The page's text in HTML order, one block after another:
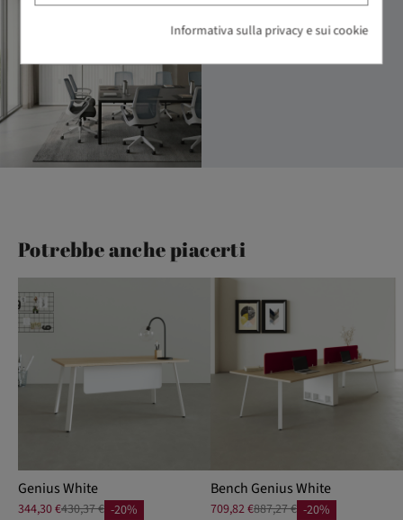
Potrebbe anche piacerti
Genius White
344,30 €430,37 € -20%
Bench Genius White
709,82 €887,27 € -20%
Informativa sulla privacy e sui cookie